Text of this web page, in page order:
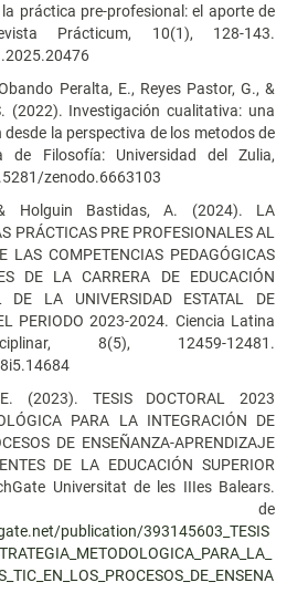
práctica pre-profesional: el aporte de
Prácticum, 10(1), 128-143.
Peralta, E., Reyes Pastor, G., &
(2022). Investigación cualitativa: una
la perspectiva de los metodos de
de Filosofía: Universidad del Zulia,
zenodo.6663103
Holguin Bastidas, A. (2024). LA
PRÁCTICAS PRE PROFESIONALES AL
LAS COMPETENCIAS PEDAGÓGICAS
DE LA CARRERA DE EDUCACIÓN
DE LA UNIVERSIDAD ESTATAL DE
PERIODO 2023-2024. Ciencia Latina
8(5), 12459-12481.
(2023). TESIS DOCTORAL 2023
PARA LA INTEGRACIÓN DE
DE ENSEÑANZA-APRENDIZAJE
DE LA EDUCACIÓN SUPERIOR
Universitat de les IIIes Balears.
de
publication/393145603_TESIS